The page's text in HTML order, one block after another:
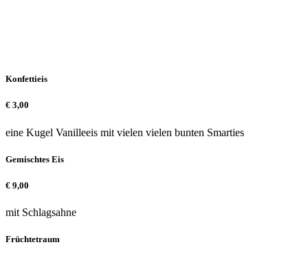
Konfettieis
€ 3,00
eine Kugel Vanilleeis mit vielen vielen bunten Smarties
Gemischtes Eis
€ 9,00
mit Schlagsahne
Früchtetraum